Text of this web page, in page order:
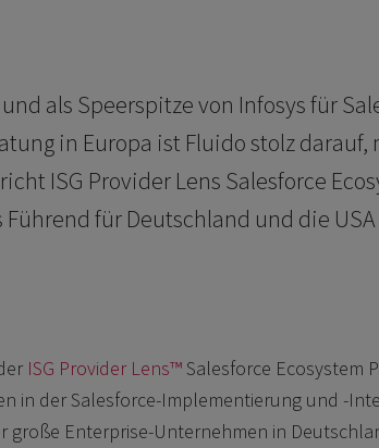
als Speerspitze von Infosys für
in Europa ist Fluido stolz darauf,
ISG Provider Lens Salesforce
für Deutschland und die
ISG Provider Lens™Salesforce Ecosystem
in der Salesforce-Implementierung und -
große Enterprise-Unternehmen in